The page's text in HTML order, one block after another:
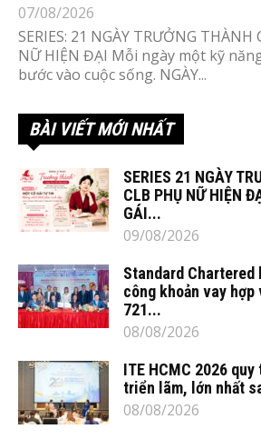
07/08/2026
SERIES: 21 NGÀY TRƯỞNG THÀNH
NỮ HIỆN ĐẠI Mỗi ngày một kỹ
bước vào cuộc sống. NGÀY...
BÀI VIẾT MỚI NHẤT
SERIES 21 NGÀY
CLB PHỤ NỮ HIỆN
GÁI...
09/08/2026
Standard Chartered
công khoản vay
721...
08/08/2026
ITE HCMC 2026
triển lãm, lớn nhất
08/08/2026